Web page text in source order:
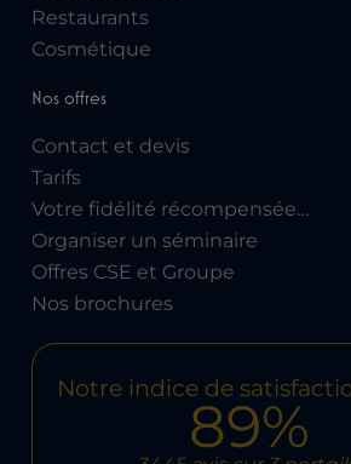
Restaurants
Cosmétique
Nos offres
Contact et devis
Tarifs
Votre fidélité récompensée…
Organiser un séminaire
Offres CSE et Groupe
Nos brochures
Notre indice de
89%